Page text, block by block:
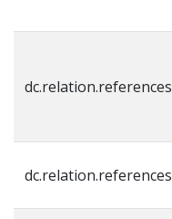
dc.relation.references
dc.relation.references